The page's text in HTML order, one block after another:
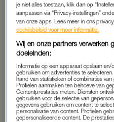
ouders naast mijn bed. Dat was
Aan het behandeltraject houdt
schroeven in haar been over,
omdat haar groeischijven zijn
van 4,5 centimeter tussen haar
houdt in dat Cherine een lang
moest opnieuw leren lopen”,
lastig, want ik was actief én
leren omgaan met mijn
je niet alles toestaan, klik dan op
aanpassen via “Privacy-instellingen”
van onze apps. Lees meer in ons
cookiebeleid voor meer informatie.
Wij en onze partners verwerken
doeleinden:
Informatie op een apparaat opslaan
gebruiken om advertenties te
hand van statistieken of combinaties
Profielen aanmaken ten behoeve van
Contentprestaties meten. Diensten
gebruiken voor de selectie van
gegevens gebruiken om content te
personalisatie van content. Profielen
gepersonaliseerde content. De